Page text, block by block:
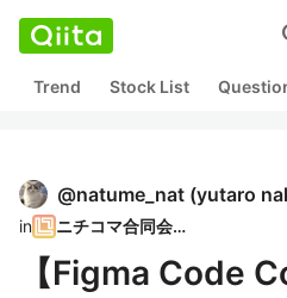
Trend Stock List
@natume_nat (yutaro
in ニチコマ合同会社
【Figma Code